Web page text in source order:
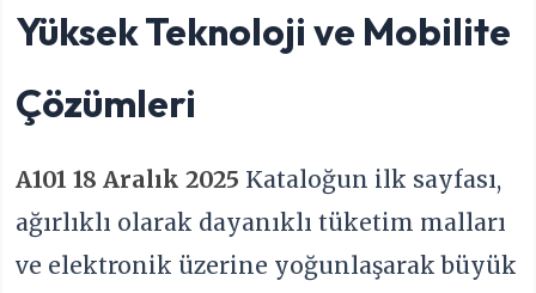
Yüksek Teknoloji ve Mobilite
Çözümleri
A101 18 Aralık 2025 Kataloğun ilk sayfası,
ağırlıklı olarak dayanıklı tüketim malları
ve elektronik üzerine yoğunlaşarak büyük